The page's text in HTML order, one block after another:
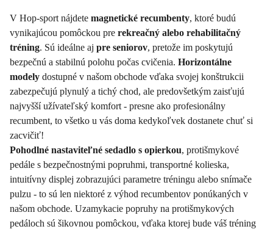
V Hop-sport nájdete magnetické recumbenty, ktoré budú
vynikajúcou pomôckou pre rekreačný alebo rehabilitačný
tréning. Sú ideálne aj pre seniorov, pretože im poskytujú
bezpečnú a stabilnú polohu počas cvičenia. Horizontálne
modely dostupné v našom obchode vďaka svojej konštrukcii
zabezpečujú plynulý a tichý chod, ale predovšetkým zaisťujú
najvyšší užívateľský komfort - presne ako profesionálny
recumbent, to všetko u vás doma kedykoľvek dostanete chuť si
zacvičiť!
Pohodlné nastaviteľné sedadlo s opierkou, protišmykové
pedále s bezpečnostnými popruhmi, transportné kolieska,
intuitívny displej zobrazujúci parametre tréningu alebo snímače
pulzu - to sú len niektoré z výhod recumbentov ponúkaných v
našom obchode. Uzamykacie popruhy na protišmykových
pedáloch sú šikovnou pomôckou, vďaka ktorej bude váš tréning